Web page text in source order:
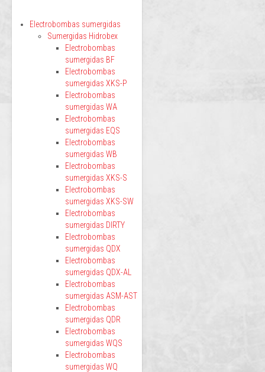
Electrobombas sumergidas
Sumergidas Hidrobex
Electrobombas
sumergidas BF
Electrobombas
sumergidas XKS-P
Electrobombas
sumergidas WA
Electrobombas
sumergidas EQS
Electrobombas
sumergidas WB
Electrobombas
sumergidas XKS-S
Electrobombas
sumergidas XKS-SW
Electrobombas
sumergidas DIRTY
Electrobombas
sumergidas QDX
Electrobombas
sumergidas QDX-AL
Electrobombas
sumergidas ASM-AST
Electrobombas
sumergidas QDR
Electrobombas
sumergidas WQS
Electrobombas
sumergidas WQ